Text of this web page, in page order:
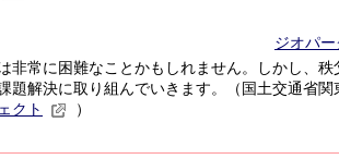
ジオパ
常に困難なことかもしれません。しかし、秩
題解決に取り組んでいきます。（国土交通省
クト ）